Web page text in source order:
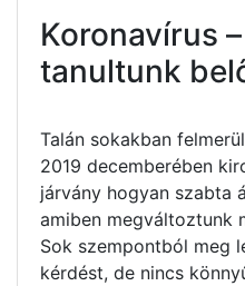
Koronavírus
tanultunk
Talán sokakban
2019 decemberében
járvány hogyan szabta
amiben megváltoztunk
Sok szempontból meg
kérdést, de nincs